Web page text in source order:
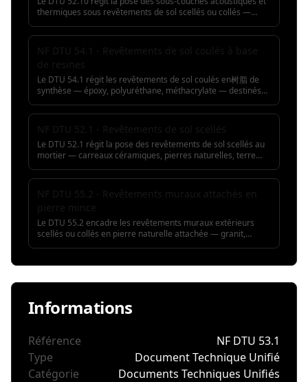
de fractionnement, les contrôles, et les sanctions DTU.
chauffant et façade ventilée.
thermiques sous revêtements de sol scellés ou collés —
performances ΔLw et λ exigées, les recouvrements et la
Le DTU 54.1 régit les revêtements de sol coulés en树脂 de
synthèse — époxy, polyuréthane, méthacrylate — destinés
collectives. Ce norme fait partie des systèmes de
des clauses techniques sont essentiels. Il fixe la préparation
du support (grenaillage, ponçage), l'hygrométrie, les
épaisseurs et les performances anti-glissance. Un support
mal grenaillé ou une humidité résiduelle excessive provoque
Le DTU 52.1 régit la pose des revêtements de sol scellés au
mortier — carreaux céramiques, pierres naturelles, terre
admissibles, la composition du mortier de scellement, les
des carreaux.
Le DTU 55.2 encadre les revêtements muraux extérieurs
scellés ou collés en pierre naturelle attachée — granit,
de pose, les fixations admissibles et les joints de dilatation.
Informations
Référence
NF DTU 53.1
Type
Document Technique Unifié
Catégorie
Documents Techniques Unifiés